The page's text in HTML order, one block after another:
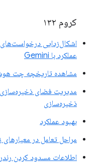
کروم ۱۳۲
اشکال‌زدایی درخواست‌های
عملکرد با Gemini
مشاهده تاریخچه چت
مدیریت فضای ذخیره‌سازی
ذخیره‌سازی
بهبود عملکرد
مراحل تعامل در معیارهای
اطلاعات مسدود کردن